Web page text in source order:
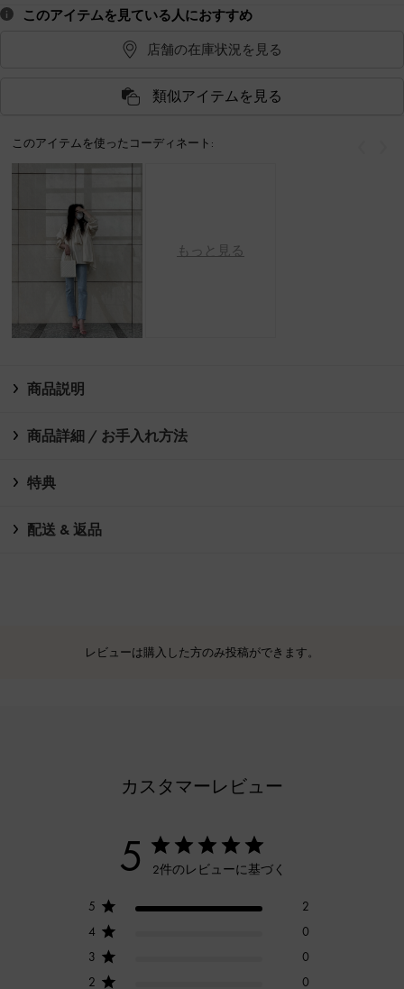
このアイテムを見ている人におすすめ
店舗の在庫状況を見る
類似アイテムを見る
このアイテムを使ったコーディネート:
もっと見る
商品説明
商品詳細 / お手入れ方法
特典
配送 & 返品
レビューは購入した方のみ投稿ができます。
カスタマーレビュー
5 2件のレビューに基づく
5
2
4
0
3
0
2
0